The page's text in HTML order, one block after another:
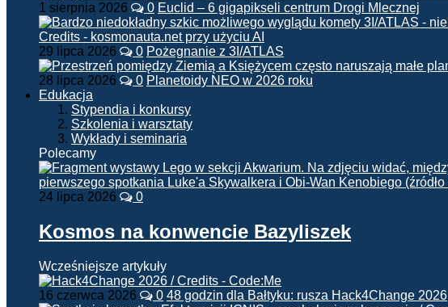
1 sierpnia 2026 0 Euclid – 6 gigapikseli centrum Drogi Mlecznej
29 lipca 2026 0 Pożegnanie z 3I/ATLAS
28 lipca 2026 0 Planetoidy NEO w 2026 roku
Edukacja
Stypendia i konkursy
Szkolenia i warsztaty
Wykłady i seminaria
Polecamy
24 lipca 2026 0
Kosmos na konwencie Bazyliszek
Wcześniejsze artykuły
16 czerwca 2026 0 48 godzin dla Bałtyku: rusza Hack4Change 2026